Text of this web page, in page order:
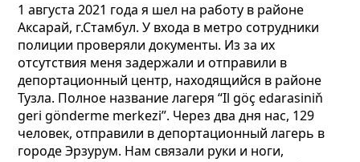
1 августа 2021 года я шел на работу в районе
Аксарай, г.Стамбул. У входа в метро сотрудники
полиции проверяли документы. Из за их
отсутствия меня задержали и отправили в
депортационный центр, находящийся в районе
Тузла. Полное название лагеря “Il göç edarasiniň
geri gönderme merkezi”. Через два дня нас, 129
человек, отправили в депортационный лагерь в
городе Эрзурум. Нам связали руки и ноги,